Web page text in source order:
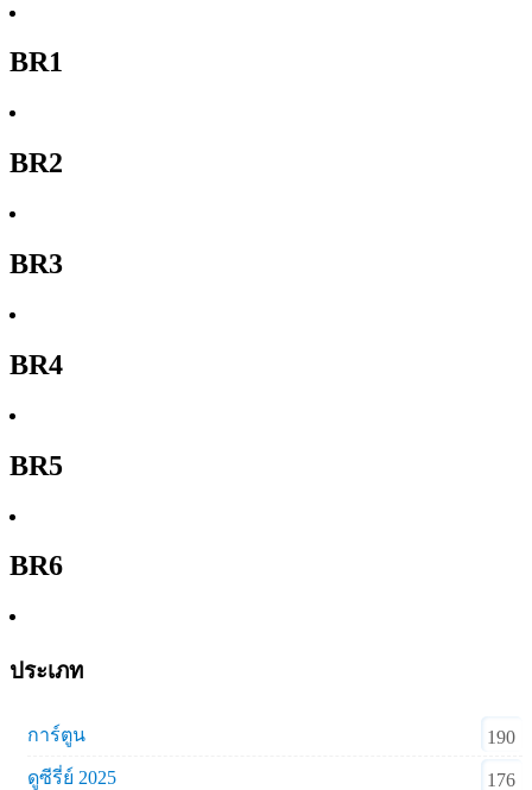
BR1
BR2
BR3
BR4
BR5
BR6
ประเภท
การ์ตูน
190
ดูซีรี่ย์ 2025
176